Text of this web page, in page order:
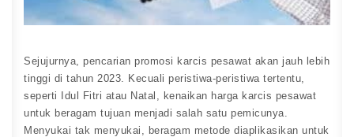
Sejujurnya, pencarian promosi karcis pesawat akan jauh lebih
tinggi di tahun 2023. Kecuali peristiwa-peristiwa tertentu,
seperti Idul Fitri atau Natal, kenaikan harga karcis pesawat
untuk beragam tujuan menjadi salah satu pemicunya.
Menyukai tak menyukai, beragam metode diaplikasikan untuk